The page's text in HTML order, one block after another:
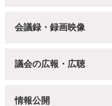
会議録・録画映像
議会の広報・広聴
情報公開